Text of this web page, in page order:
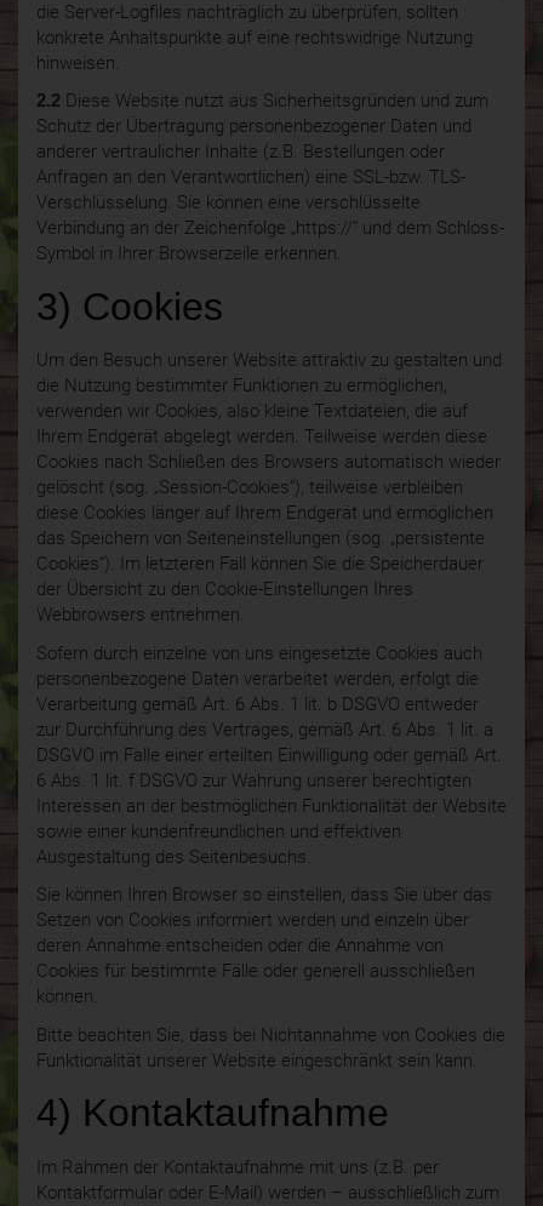
die Server-Logfiles nachträglich zu überprüfen, sollten
konkrete Anhaltspunkte auf eine rechtswidrige Nutzung
hinweisen.
2.2 Diese Website nutzt aus Sicherheitsgründen und zum
Schutz der Übertragung personenbezogener Daten und
anderer vertraulicher Inhalte (z.B. Bestellungen oder
Anfragen an den Verantwortlichen) eine SSL-bzw. TLS-
Verschlüsselung. Sie können eine verschlüsselte
Verbindung an der Zeichenfolge „https://“ und dem Schloss-
Symbol in Ihrer Browserzeile erkennen.
3) Cookies
Um den Besuch unserer Website attraktiv zu gestalten und
die Nutzung bestimmter Funktionen zu ermöglichen,
verwenden wir Cookies, also kleine Textdateien, die auf
Ihrem Endgerät abgelegt werden. Teilweise werden diese
Cookies nach Schließen des Browsers automatisch wieder
gelöscht (sog. „Session-Cookies“), teilweise verbleiben
diese Cookies länger auf Ihrem Endgerät und ermöglichen
das Speichern von Seiteneinstellungen (sog. „persistente
Cookies“). Im letzteren Fall können Sie die Speicherdauer
der Übersicht zu den Cookie-Einstellungen Ihres
Webbrowsers entnehmen.
Sofern durch einzelne von uns eingesetzte Cookies auch
personenbezogene Daten verarbeitet werden, erfolgt die
Verarbeitung gemäß Art. 6 Abs. 1 lit. b DSGVO entweder
zur Durchführung des Vertrages, gemäß Art. 6 Abs. 1 lit. a
DSGVO im Falle einer erteilten Einwilligung oder gemäß Art.
6 Abs. 1 lit. f DSGVO zur Wahrung unserer berechtigten
Interessen an der bestmöglichen Funktionalität der Website
sowie einer kundenfreundlichen und effektiven
Ausgestaltung des Seitenbesuchs.
Sie können Ihren Browser so einstellen, dass Sie über das
Setzen von Cookies informiert werden und einzeln über
deren Annahme entscheiden oder die Annahme von
Cookies für bestimmte Fälle oder generell ausschließen
können.
Bitte beachten Sie, dass bei Nichtannahme von Cookies die
Funktionalität unserer Website eingeschränkt sein kann.
4) Kontaktaufnahme
Im Rahmen der Kontaktaufnahme mit uns (z.B. per
Kontaktformular oder E-Mail) werden – ausschließlich zum